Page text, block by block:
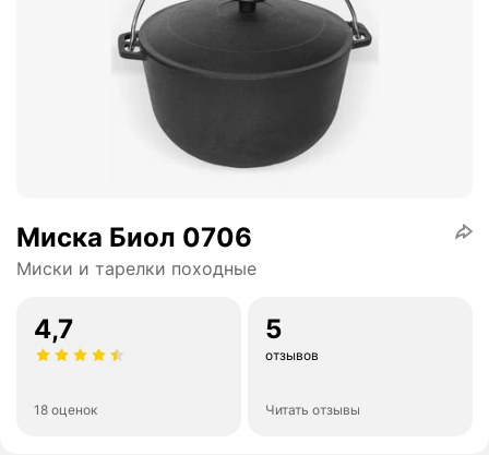
Миска Биол 0706
Миски и тарелки походные
4,7
18 оценок
5
отзывов
Читать отзывы